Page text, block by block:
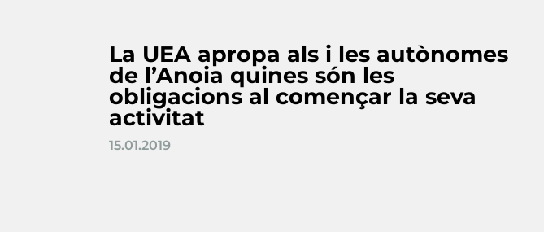
La UEA apropa als i les autònomes
de l’Anoia quines són les
obligacions al començar la seva
activitat
15.01.2019